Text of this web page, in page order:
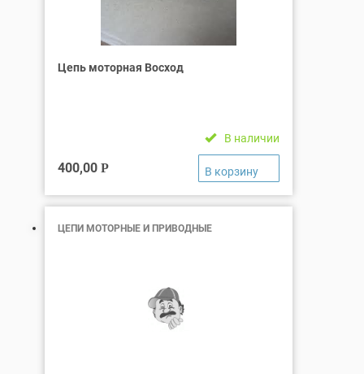
Цепь моторная Восход
В наличии
400,00 Р
ЦЕПИ МОТОРНЫЕ И ПРИВОДНЫЕ